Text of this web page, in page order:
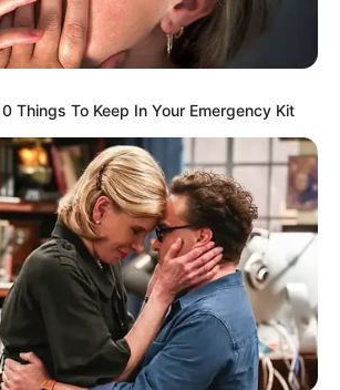
Lorsch
dem Gelände des frühmittelalterlichen
erhaltene Bauwerk, das nach der
wurde - es gehört zum
UNESCO.
dem als Wahrzeichen berühmten
Mäuseturm, der Rheinpromenade
der
Burg Kloppgehört die von einer
umgebene Stadt zu den
am Mittelrhein.
Things To Keep In Your Emergency Kit